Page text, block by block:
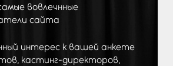
вовлечнные
сайта
интерес к вашей анкете
кастинг-директоров,